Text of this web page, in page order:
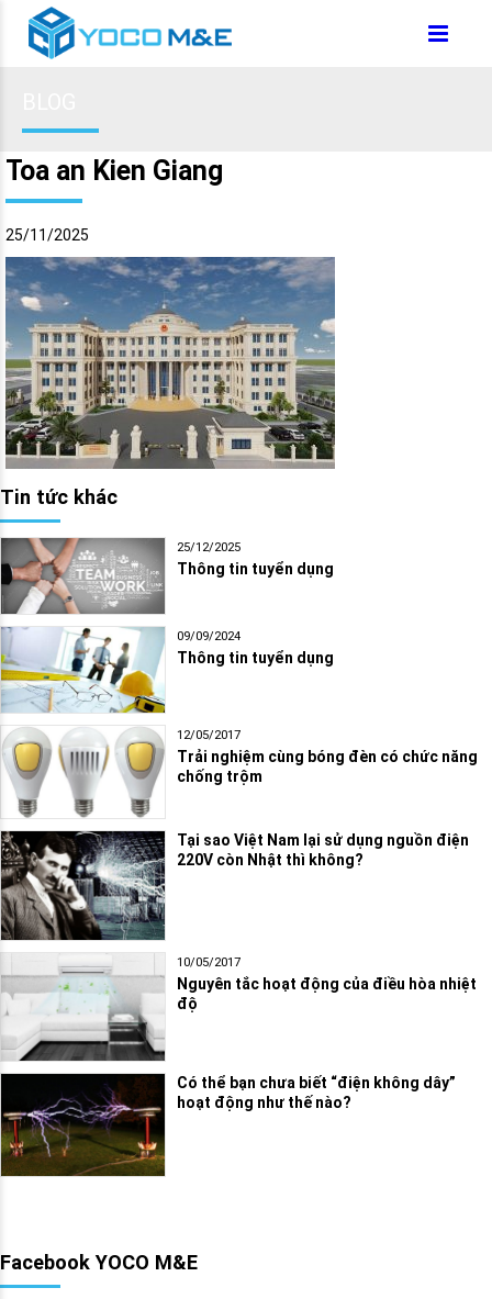
Toa an Kien Giang
25/11/2025
Tin tức khác
25/12/2025
Thông tin tuyển dụng
09/09/2024
Thông tin tuyển dụng
12/05/2017
Trải nghiệm cùng bóng đèn có chức năng
chống trộm
Tại sao Việt Nam lại sử dụng nguồn điện
220V còn Nhật thì không?
10/05/2017
Nguyên tắc hoạt động của điều hòa nhiệt
độ
Có thể bạn chưa biết “điện không dây”
hoạt động như thế nào?
Facebook YOCO M&E